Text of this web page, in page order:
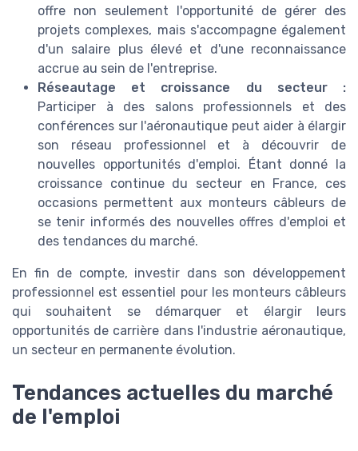
offre non seulement l'opportunité de gérer des
projets complexes, mais s'accompagne également
d'un salaire plus élevé et d'une reconnaissance
accrue au sein de l'entreprise.
Réseautage et croissance du secteur :
Participer à des salons professionnels et des
conférences sur l'aéronautique peut aider à élargir
son réseau professionnel et à découvrir de
nouvelles opportunités d'emploi. Étant donné la
croissance continue du secteur en France, ces
occasions permettent aux monteurs câbleurs de
se tenir informés des nouvelles offres d'emploi et
des tendances du marché.
En fin de compte, investir dans son développement
professionnel est essentiel pour les monteurs câbleurs
qui souhaitent se démarquer et élargir leurs
opportunités de carrière dans l'industrie aéronautique,
un secteur en permanente évolution.
Tendances actuelles du marché
de l'emploi